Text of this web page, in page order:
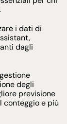
i dati di
dagli
degli
previsione
conteggio e più